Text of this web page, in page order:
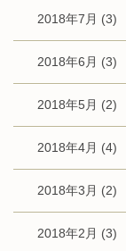
2018年7月 (3)
2018年6月 (3)
2018年5月 (2)
2018年4月 (4)
2018年3月 (2)
2018年2月 (3)